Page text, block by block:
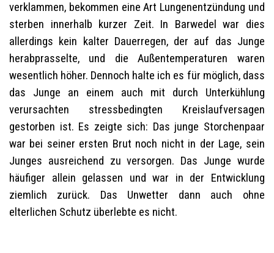
verklammen, bekommen eine Art Lungenentzündung und
sterben innerhalb kurzer Zeit. In Barwedel war dies
allerdings kein kalter Dauerregen, der auf das Junge
herabprasselte, und die Außentemperaturen waren
wesentlich höher. Dennoch halte ich es für möglich, dass
das Junge an einem auch mit durch Unterkühlung
verursachten stressbedingten Kreislaufversagen
gestorben ist. Es zeigte sich: Das junge Storchenpaar
war bei seiner ersten Brut noch nicht in der Lage, sein
Junges ausreichend zu versorgen. Das Junge wurde
häufiger allein gelassen und war in der Entwicklung
ziemlich zurück. Das Unwetter dann auch ohne
elterlichen Schutz überlebte es nicht.